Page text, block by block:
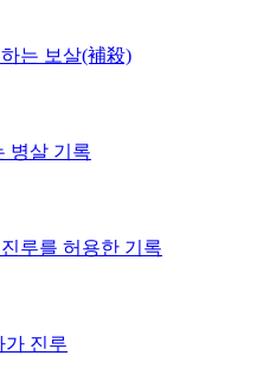
는 보살(補殺)
병살 기록
루를 허용한 기록
가 진루